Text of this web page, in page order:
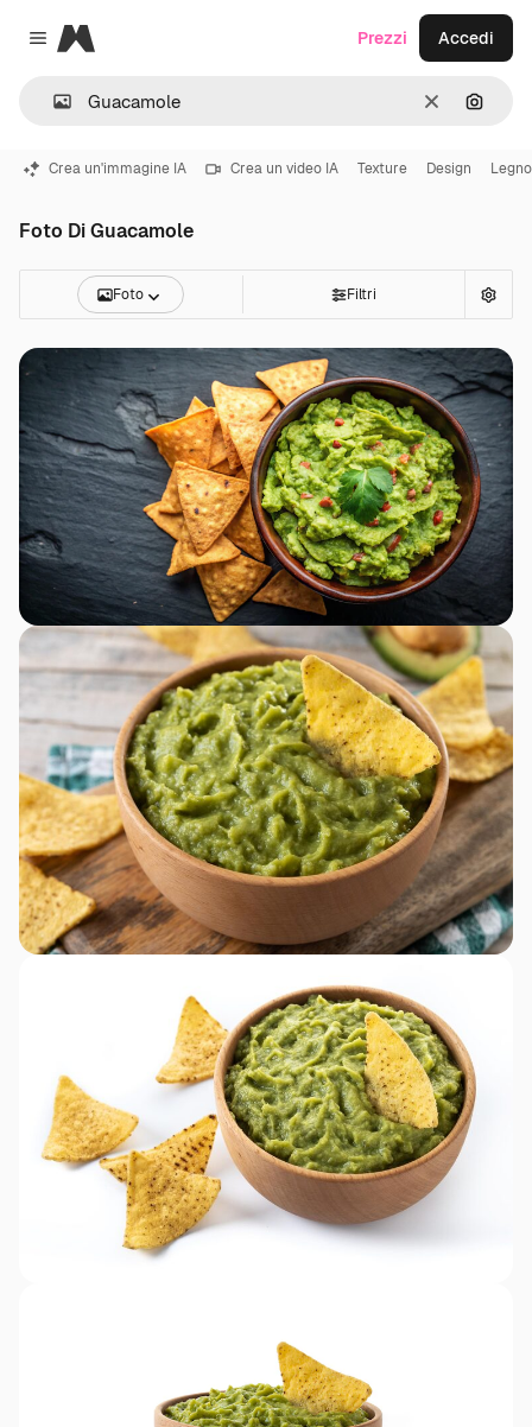
Close menu
Magnific
CancellaCerca
Prezzi Accedi
Crea un'immagine IA Crea un video IA Texture Design Legno
Foto Di Guacamole
Foto Filtri